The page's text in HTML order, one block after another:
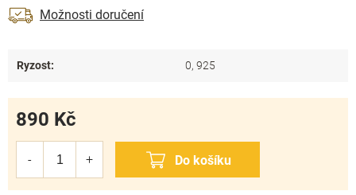
Možnosti doručení
890 Kč
Ryzost: 0, 925